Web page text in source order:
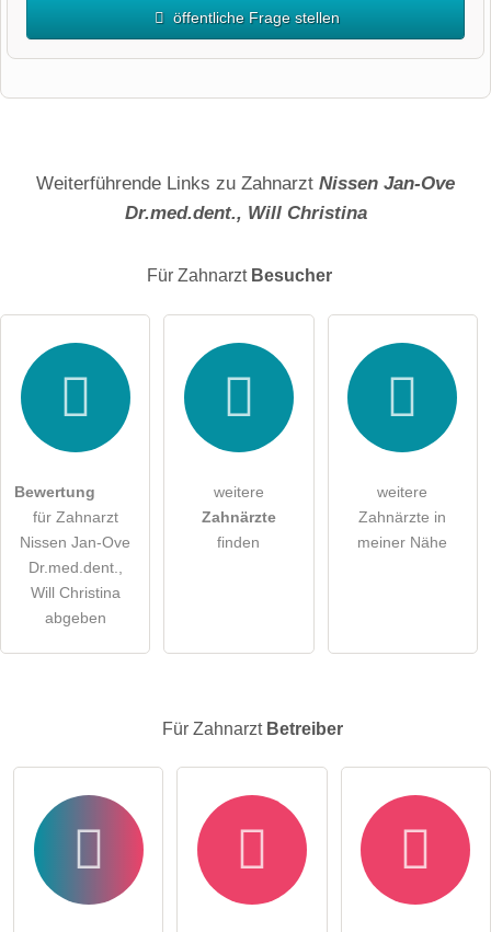
öffentliche Frage stellen
Hiermit akzeptiere ich die .
Die Datenschutzerklärunghabe ich zur Kenntnis genommen.
Klicken Sie hier um eine
Zahnarzt-Eintrag zu stellen
Weiterführende Links zu Zahnarzt Nissen Jan-Ove
Dr.med.dent., Will Christina
Für Zahnarzt Besucher
Bewertung
für Zahnarzt
Nissen Jan-Ove
Dr.med.dent.,
Will Christina
abgeben
weitere
Zahnärzte
finden
weitere
Zahnärzte in
meiner Nähe
Für Zahnarzt Betreiber